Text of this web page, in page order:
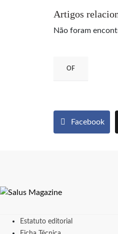
Artigos
Não foram
OF
Facebook
Estatuto editorial